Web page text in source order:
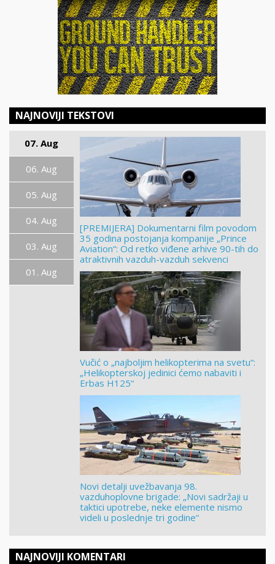
NAJNOVIJI TEKSTOVI
07. Aug
06. Aug
05. Aug
04. Aug
03. Aug
01. Aug
[PREMIJERA] Dokumentarni film povodom
35 godina postojanja kompanije „Prince
Aviation“: Od retko viđene arhive 90-tih do
atraktivnih vazduh-vazduh sekvenci
Vučić o „najboljim helikopterima na svetu“:
„Helikopterskoj jedinici ćemo nabaviti i
Erbas H125“
Novi detalji uvežbavanja 98.
vazduhoplovne brigade: „Novi sadržaji u
taktici upotrebe, neke elemente nismo
videli u poslednje tri godine“
NAJNOVIJI KOMENTARI